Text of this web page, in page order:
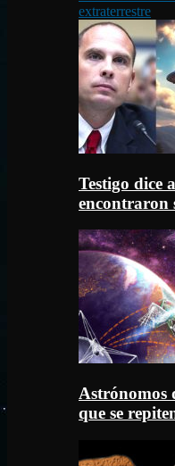
extraterrestre
Testigo dice
encontraron
Astrónomos
que se